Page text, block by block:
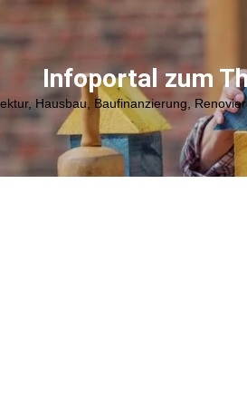
Infoportal zum
Hausbau, Baufinanzierung,